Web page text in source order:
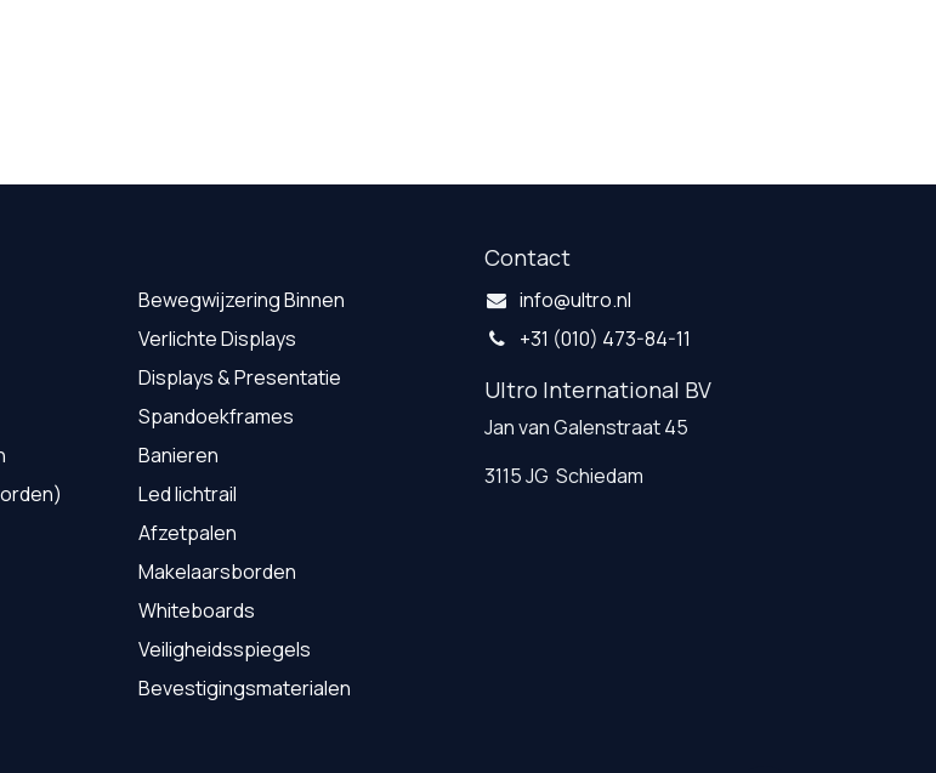
Bewegwijzering Binnen
Verlichte Displays
Displays & Presentatie
Spandoekframes
Banieren
Led lichtrail
Afzetpalen
Makelaarsborden
Whiteboards
Veiligheidsspiegels
Bevestigingsmaterialen
Contact
info@ultro.nl
+31 (010) 473-84-11
Ultro International BV
Jan van Galenstraat 45
3115 JG Schiedam